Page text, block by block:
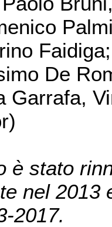
Faidiga;
De
Garrafa,
è stato
nel 2013
2017.